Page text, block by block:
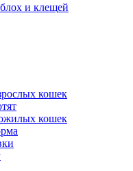
и клещей
кошек
кошек